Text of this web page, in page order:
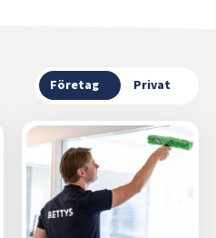
Företag Privat